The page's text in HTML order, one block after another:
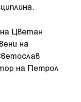
Цветан
на
на Петрол